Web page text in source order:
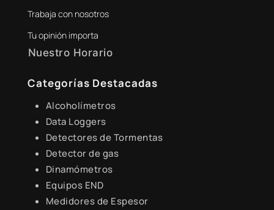
digital@zamtsu.com
Trabaja con nosotros
Tu opinión importa
Nuestro Horario
Lunes a Viernes de 8:30 a.m. - 6:00 p.m.
Categorías Destacadas
Alcoholímetros
Data Loggers
Detectores de Tormentas
Detector de gas
Dinamómetros
Equipos END
Medidores de Espesor